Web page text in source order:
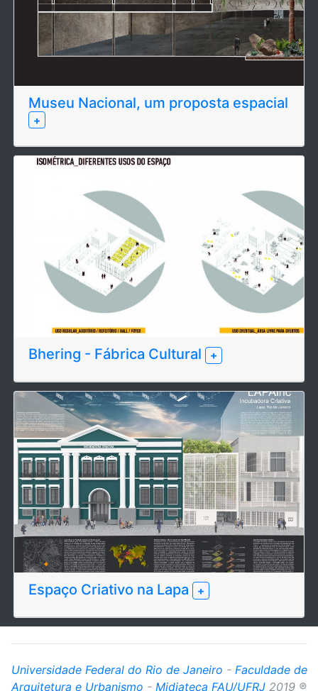
Museu Nacional, um proposta espacial
+
Bhering - Fábrica Cultural +
Espaço Criativo na Lapa +
Universidade Federal do Rio de Janeiro - Faculdade de
Arquitetura e Urbanismo - Midiateca FAU/UFRJ 2019 ®